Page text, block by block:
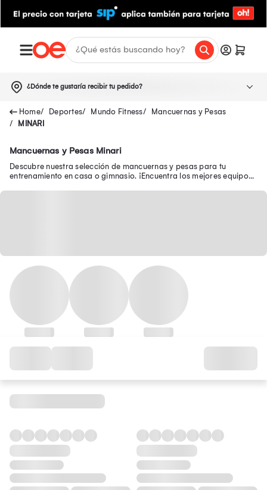
¿Dónde te gustaría recibir tu pedido?
Deportes Mundo Fitness
Mancuernas y Pesas
MINARI
Mancuernas y Pesas Minari
Descubre nuestra selección de mancuernas y pesas para tu
entrenamiento en casa o gimnasio. ¡Encuentra los mejores equipos